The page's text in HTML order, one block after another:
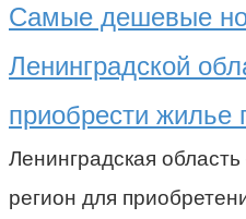
Самые дешевые
Ленинградской
приобрести жилье
Ленинградская
регион для